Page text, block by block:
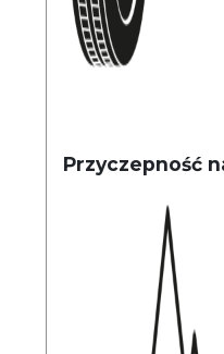
Przyczepność